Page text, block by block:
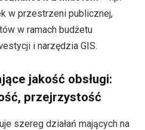
w przestrzeni publicznej,
w ramach budżetu
i narzędzia GIS.
jakość obsługi:
przejrzystość
szereg działań mających na